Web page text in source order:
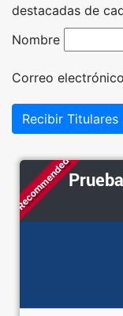
destacadas de
Nombre
Correo electrónico
Recibir Titulares
Recommended